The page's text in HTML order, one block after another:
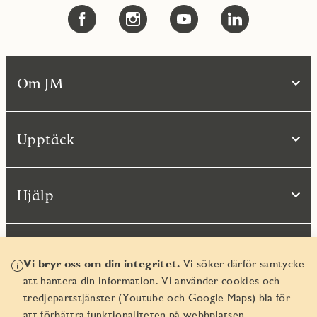
Vi bryr oss om din integritet. Vi söker därför samtycke
att hantera din information. Vi använder cookies och
tredjepartstjänster (Youtube och Google Maps) bla för
Om JM
Upptäck
Hjälp